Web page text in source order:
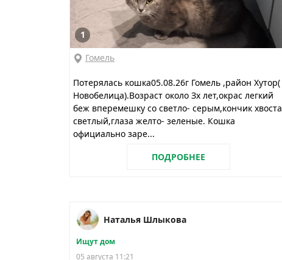
1
Гомель
Потерялась кошка05.08.26г Гомель ,район Хутор(
Новобелица).Возраст около Зх лет,окрас легкий
беж вперемешку со светло- серым,кончик хвоста
светлый,глаза желто- зеленые. Кошка
официально заре...
ПОДРОБНЕЕ
Наталья Шлыкова
Ищут дом
05 августа 11:21